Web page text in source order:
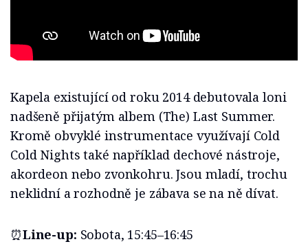
Kapela existující od roku 2014 debutovala loni
nadšeně přijatým albem (The) Last Summer.
Kromě obvyklé instrumentace využívají Cold
Cold Nights také například dechové nástroje,
akordeon nebo zvonkohru. Jsou mladí, trochu
neklidní a rozhodně je zábava se na ně dívat.
⏰Line-up: Sobota, 15:45–16:45